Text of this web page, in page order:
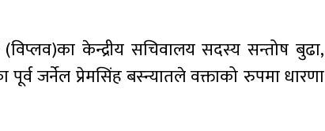
(विप्लव)का केन्द्रीय सचिवालय सदस्य सन्तोष बुढा,
जर्नेल प्रेमसिंह बस्न्यातले वक्ताको रुपमा धारणा